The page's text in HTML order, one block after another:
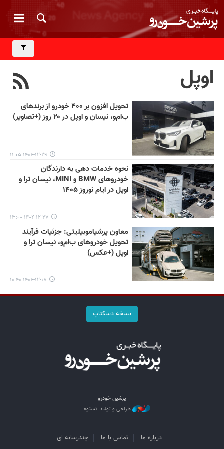
اوپل
تحویل افزون بر ۴۰۰ خودرو از برندهای
ب‌ام‌و، نیسان و اوپل در ۲۰ روز (+تصاویر)
۱۴۰۴-۱۲-۲۹ ۱۱:۰۵
نحوه خدمات دهی به دارندگان
خودروهای BMW و MINI، نیسان ترا و
اوپل در ایام نوروز ۱۴۰۵
۱۴۰۴-۱۲-۲۷ ۱۳:۰۰
معاون پرشیاموبیلیتی: جزئیات فرآیند
تحویل خودروهای ب‌ام‌و، نیسان ترا و
اوپل (+عکس)
۱۴۰۴-۱۲-۱۸ ۱۰:۴۰
نسخه دسکتاپ
پرشین خودرو
طراحی و تولید: نستوه
درباره ما تماس با ما چندرسانه ای